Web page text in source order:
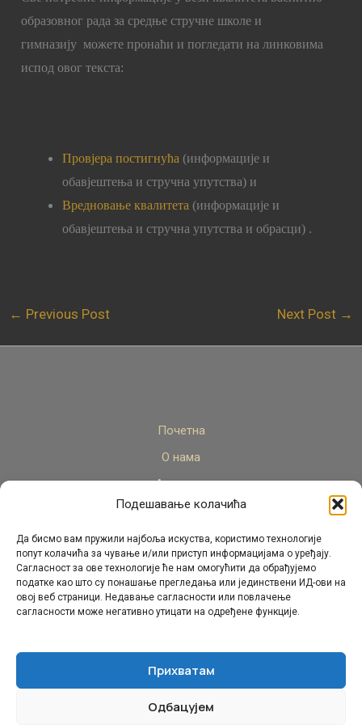
Подешавање колачића
Да бисмо вам пружили најбоља искуства, користимо технологије
попут колачића за чување и/или приступ информацијама о уређају.
Сагласност за ове технологије ће нам омогућити да обрађујемо
податке као што су понашање прегледања или јединствени ИД-ови на
овој веб страници. Недавање сагласности или повлачење
сагласности може негативно утицати на одређене функције.
Прихватам
Одбацујем
образовног рада за средње стручне школе и
гимназију можете пронаћи и погледати на линковима
испод овог текста:
Провјера постигнућа (информације и
обавјештења и стручна упутства) и
Вредновање квалитета (информације и
обавјештења и стручна упутства и обрасци) .
← Previous Post Next Post →
Почетна
О нама
Актуелно
Стручни кадар
Пројекти
Архива
Контакт
© Републички педагошки завод Републике Српске.